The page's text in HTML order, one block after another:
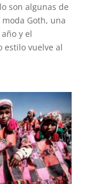
son algunas de
Goth, una
y el
estilo vuelve al